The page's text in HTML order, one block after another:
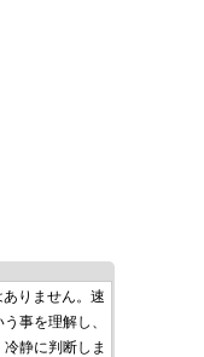
りません。速
事を理解し、
静に判断しま